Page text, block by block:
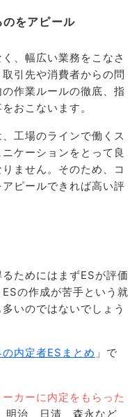
をアピール
、幅広い業務をこなさ
引先や消費者からの問
作業ルールの徹底、指
おこないます。
工場のラインで働くス
ケーションをとって良
ません。そのため、コ
ピールできれば高い評
ためにはまずESが評価
の作成が苦手という就
いのではないでしょう
内定者ESまとめ 」で
カーに内定をもらった
明治、日清、森永など、